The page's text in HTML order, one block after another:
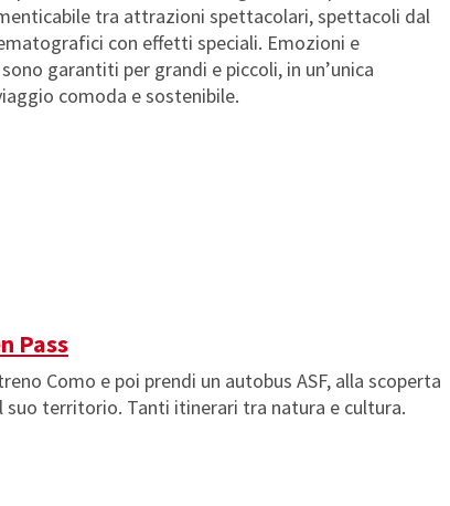
tra attrazioni spettacolari, spettacoli dal
con effetti speciali. Emozioni e
garantiti per grandi e piccoli, in un’unica
comoda e sostenibile.
Pass
Como e poi prendi un autobus ASF, alla scoperta
suo territorio. Tanti itinerari tra natura e cultura.